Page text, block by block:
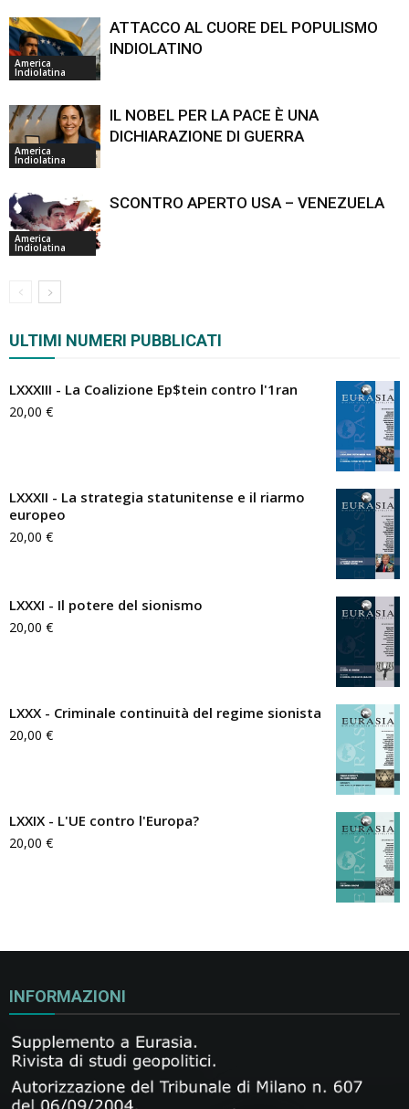
America
Indiolatina
ATTACCO AL CUORE DEL POPULISMO
INDIOLATINO
America
Indiolatina
IL NOBEL PER LA PACE È UNA
DICHIARAZIONE DI GUERRA
America
Indiolatina
SCONTRO APERTO USA – VENEZUELA
ULTIMI NUMERI PUBBLICATI
LXXXIII - La Coalizione Ep$tein contro l'1ran
20,00 €
LXXXII - La strategia statunitense e il riarmo
europeo
20,00 €
LXXXI - Il potere del sionismo
20,00 €
LXXX - Criminale continuità del regime sionista
20,00 €
LXXIX - L'UE contro l'Europa?
20,00 €
INFORMAZIONI